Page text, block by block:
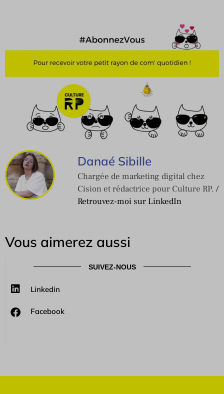
Danaé Sibille
Chargée de marketing digital chez
Cision et rédactrice pour Culture RP. /
Retrouvez-moi sur LinkedIn
Vous aimerez aussi
SUIVEZ-NOUS
Linkedin
Facebook